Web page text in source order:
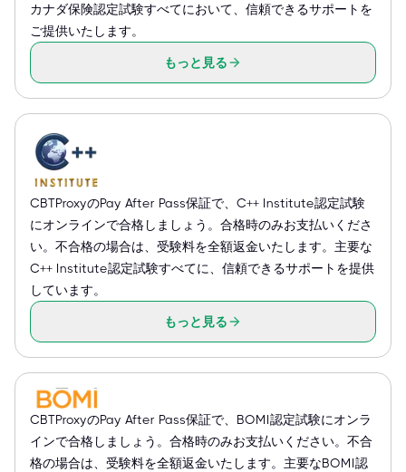
カナダ保険認定試験すべてにおいて、信頼できるサポートを
ご提供いたします。
もっと見る
CBTProxyのPay After Pass保証で、C++ Institute認定試験
にオンラインで合格しましょう。合格時のみお支払いくださ
い。不合格の場合は、受験料を全額返金いたします。主要な
C++ Institute認定試験すべてに、信頼できるサポートを提供
しています。
もっと見る
CBTProxyのPay After Pass保証で、BOMI認定試験にオンラ
インで合格しましょう。合格時のみお支払いください。不合
格の場合は、受験料を全額返金いたします。主要なBOMI認